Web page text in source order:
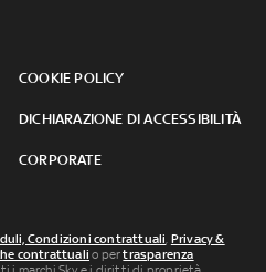
COOKIE POLICY
DICHIARAZIONE DI ACCESSIBILITÀ
CORPORATE
Condizioni contrattuali, Privacy &
contrattuali o pertrasparenza